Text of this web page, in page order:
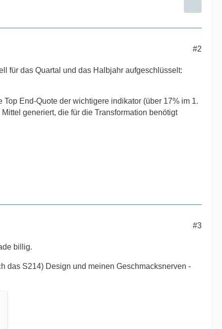
#2
für das Quartal und das Halbjahr aufgeschlüsselt:
End-Quote der wichtigere indikator (über 17% im 1.
generiert, die für die Transformation benötigt
#3
billig.
das S214) Design und meinen Geschmacksnerven -